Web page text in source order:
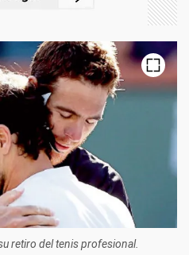
retiro del tenis profesional.